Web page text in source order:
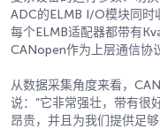
ADC的ELMB I/O模块同时
每个ELMB适配器都带有
CANopen作为上层通信协
从数据采集角度来看，
说：“它非常强壮，带有很
昂贵，并且为我们提供足